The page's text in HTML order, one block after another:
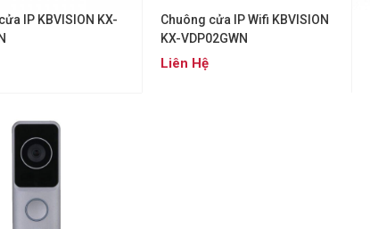
IP KBVISION KX-
Chuông cửa IP Wifi KBVISION
KX-VDP02GWN
Liên Hệ